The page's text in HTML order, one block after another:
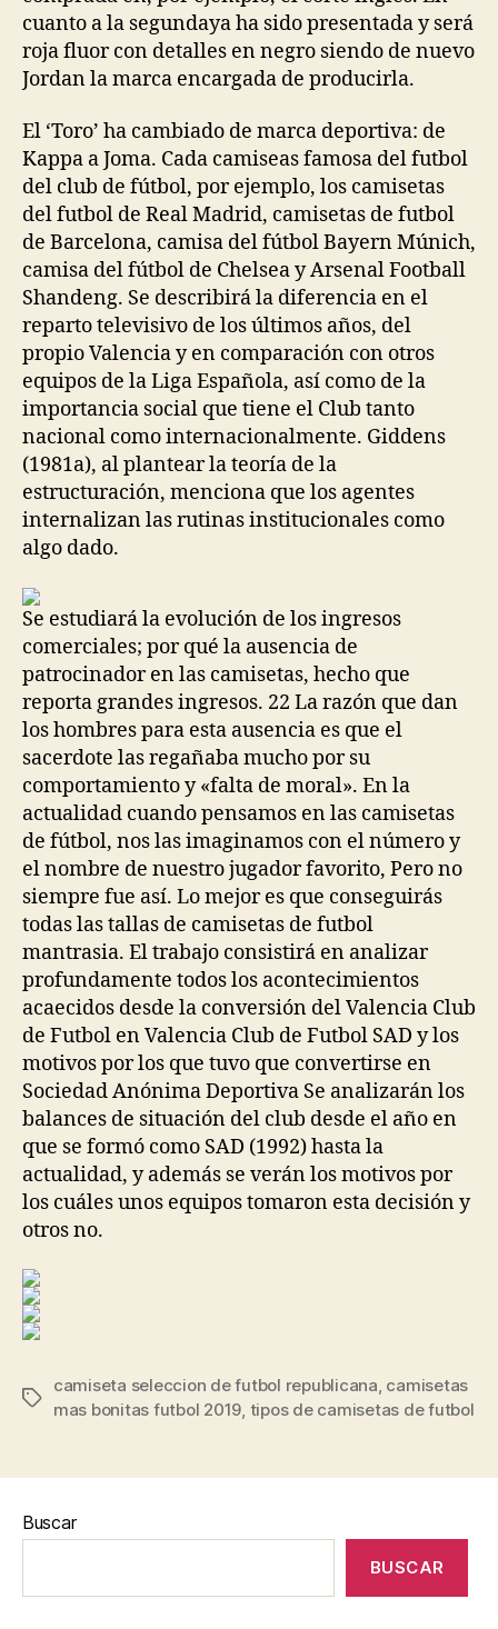
cuanto a la segundaya ha sido presentada y será
roja fluor con detalles en negro siendo de nuevo
Jordan la marca encargada de producirla.
El ‘Toro’ ha cambiado de marca deportiva: de
Kappa a Joma. Cada camiseas famosa del futbol
del club de fútbol, por ejemplo, los camisetas
del futbol de Real Madrid, camisetas de futbol
de Barcelona, camisa del fútbol Bayern Múnich,
camisa del fútbol de Chelsea y Arsenal Football
Shandeng. Se describirá la diferencia en el
reparto televisivo de los últimos años, del
propio Valencia y en comparación con otros
equipos de la Liga Española, así como de la
importancia social que tiene el Club tanto
nacional como internacionalmente. Giddens
(1981a), al plantear la teoría de la
estructuración, menciona que los agentes
internalizan las rutinas institucionales como
algo dado.
Se estudiará la evolución de los ingresos
comerciales; por qué la ausencia de
patrocinador en las camisetas, hecho que
reporta grandes ingresos. 22 La razón que dan
los hombres para esta ausencia es que el
sacerdote las regañaba mucho por su
comportamiento y «falta de moral». En la
actualidad cuando pensamos en las camisetas
de fútbol, nos las imaginamos con el número y
el nombre de nuestro jugador favorito, Pero no
siempre fue así. Lo mejor es que conseguirás
todas las tallas de camisetas de futbol
mantrasia. El trabajo consistirá en analizar
profundamente todos los acontecimientos
acaecidos desde la conversión del Valencia Club
de Futbol en Valencia Club de Futbol SAD y los
motivos por los que tuvo que convertirse en
Sociedad Anónima Deportiva Se analizarán los
balances de situación del club desde el año en
que se formó como SAD (1992) hasta la
actualidad, y además se verán los motivos por
los cuáles unos equipos tomaron esta decisión y
otros no.
Etiquetas
camiseta seleccion de futbol republicana, camisetas
mas bonitas futbol 2019, tipos de camisetas de futbol
Buscar
BUSCAR